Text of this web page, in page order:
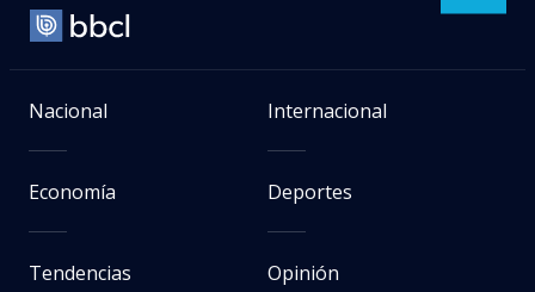
Nacional Internacional
Economía Deportes
Tendencias Opinión